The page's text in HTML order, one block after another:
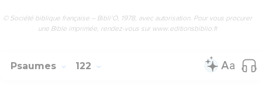
© Société biblique française – Bibli’O, 1978, avec autorisation. Pour vous procurer
une Bible imprimée, rendez-vous sur www.editionsbiblio.fr
Psaumes 122